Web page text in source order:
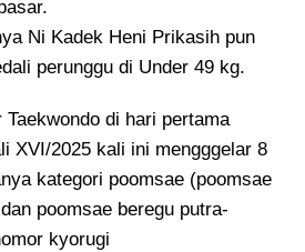
Ni Kadek Heni Prikasih pun
perunggu di Under 49 kg.
Taekwondo di hari pertama
XVI/2025 kali ini mengggelar 8
kategori poomsae (poomsae
poomsae beregu putra-
kyorugi